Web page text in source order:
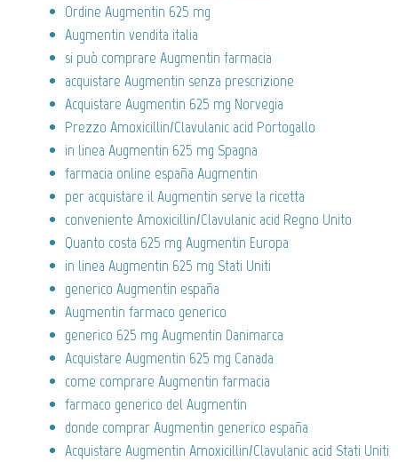
Ordine Augmentin 625 mg
Augmentin vendita italia
si può comprare Augmentin farmacia
acquistare Augmentin senza prescrizione
Acquistare Augmentin 625 mg Norvegia
Prezzo Amoxicillin/Clavulanic acid Portogallo
in linea Augmentin 625 mg Spagna
farmacia online españa Augmentin
per acquistare il Augmentin serve la ricetta
conveniente Amoxicillin/Clavulanic acid Regno Unito
Quanto costa 625 mg Augmentin Europa
in linea Augmentin 625 mg Stati Uniti
generico Augmentin españa
Augmentin farmaco generico
generico 625 mg Augmentin Danimarca
Acquistare Augmentin 625 mg Canada
come comprare Augmentin farmacia
farmaco generico del Augmentin
donde comprar Augmentin generico españa
Acquistare Augmentin Amoxicillin/Clavulanic acid Stati Uniti